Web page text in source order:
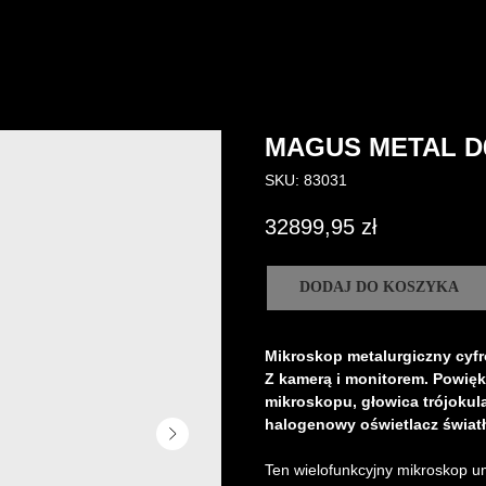
MAGUS METAL
SKU: 83031
32899,95 zł
DODAJ DO KOSZYKA
Mikroskop metalurgiczny
Z kamerą i monitorem.
mikroskopu, głowica
halogenowy oświetlacz
Ten wielofunkcyjny mikroskop